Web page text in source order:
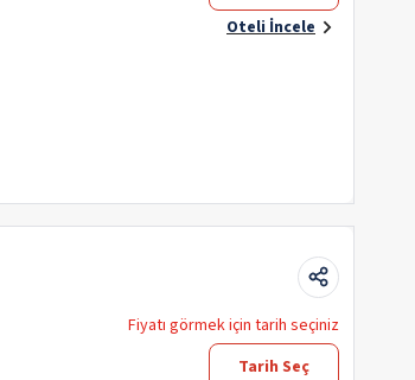
Oteli İncele
Fiyatı görmek için tarih seçiniz
Tarih Seç